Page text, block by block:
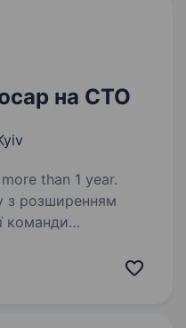
на СТО
than 1 year.
команди